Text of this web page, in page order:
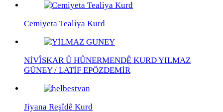
Cemiyeta Tealiya Kurd
NİVÎSKAR Û HÛNERMENDÊ KURD YILMAZ
GÜNEY / LATİF EPÖZDEMİR
Jiyana Reşîdê Kurd